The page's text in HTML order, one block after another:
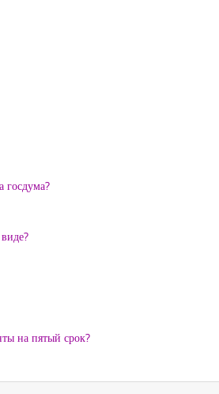
госдума?
на пятый срок?